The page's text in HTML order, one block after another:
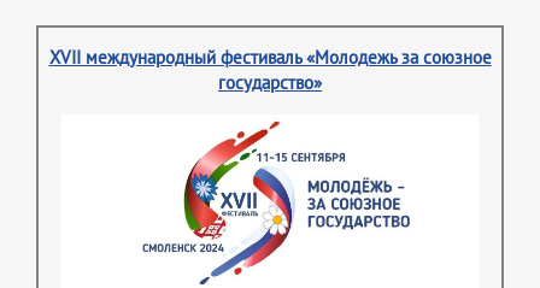
XVII международный фестиваль «Молодежь за союзное
государство»